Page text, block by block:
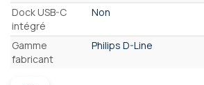
Dock USB-C
intégré
Non
Gamme
fabricant
Philips D-Line